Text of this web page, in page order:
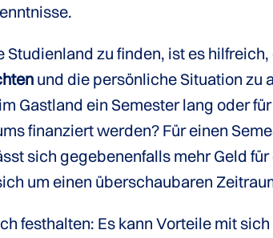
Studienland zu finden, ist es
und die persönliche Situation zu
Gastland ein Semester lang oder
finanziert werden? Für einen
sich gegebenenfalls mehr Geld
um einen überschaubaren
festhalten: Es kann Vorteile mit